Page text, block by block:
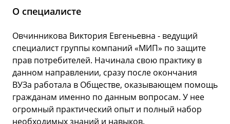
О специалисте
Овчинникова Виктория Евгеньевна - ведущий
специалист группы компаний «МИП» по защите
прав потребителей. Начинала свою практику в
данном направлении, сразу после окончания
ВУЗа работала в Обществе, оказывающем помощь
гражданам именно по данным вопросам. У нее
огромный практический опыт и полный набор
необходимых знаний и навыков.